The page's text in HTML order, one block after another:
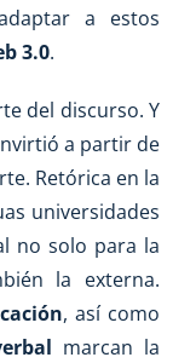
a estos
3.0.
del discurso. Y
a partir de
Retórica en la
universidades
no solo para la
la externa.
, así como
marcan la